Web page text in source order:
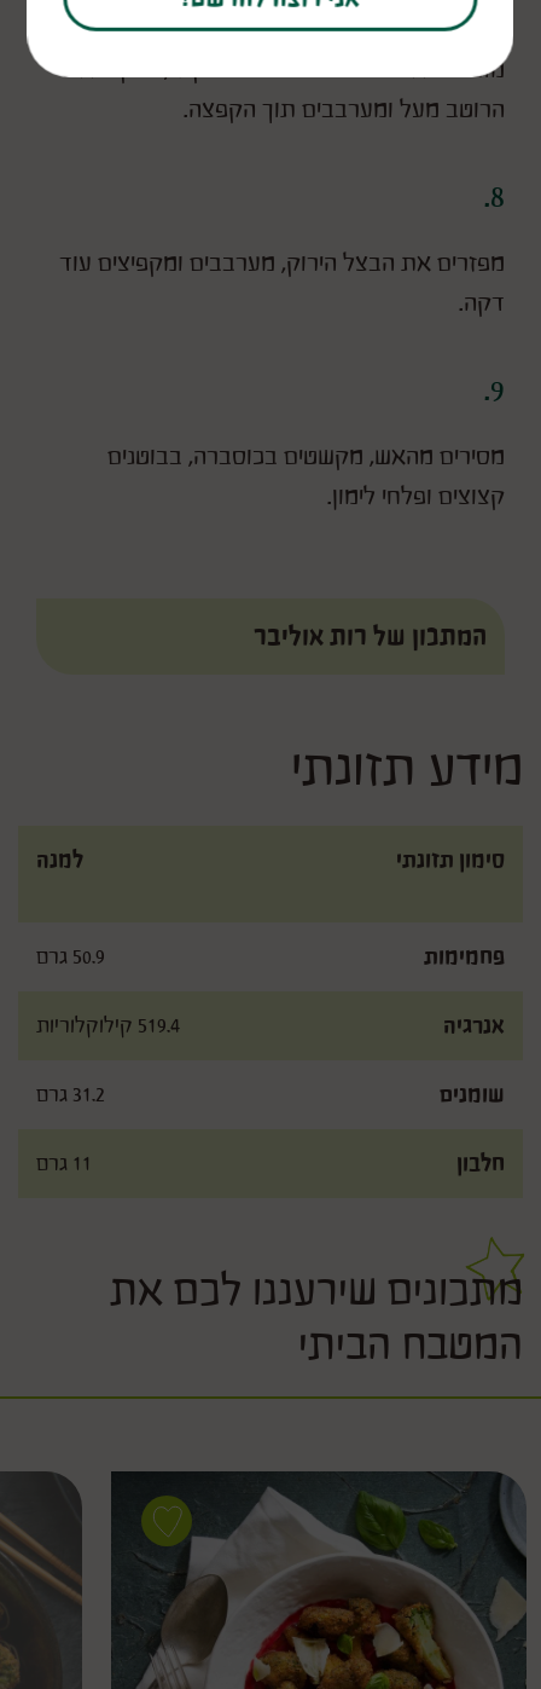
מוסיפים את הנבטים וחטיפי הברוקולי, יוצקים את
הרוטב מעל ומערבבים תוך הקפצה.
8.
מפזרים את הבצל הירוק, מערבבים ומקפיצים עוד
דקה.
9.
מסירים מהאש, מקשטים בכוסברה, בבוטנים
קצוצים ופלחי לימון.
המתכון של רות אוליבר
מידע תזונתי
סימון תזונתי למנה
פחמימות 50.9 גרם
אנרגיה 519.4 קילוקלוריות
שומנים 31.2 גרם
חלבון 11 גרם
מתכונים שירעננו לכם את
המטבח הביתי
Save
recipe
חטיפי
ברוקולי
ברוטב
סלק